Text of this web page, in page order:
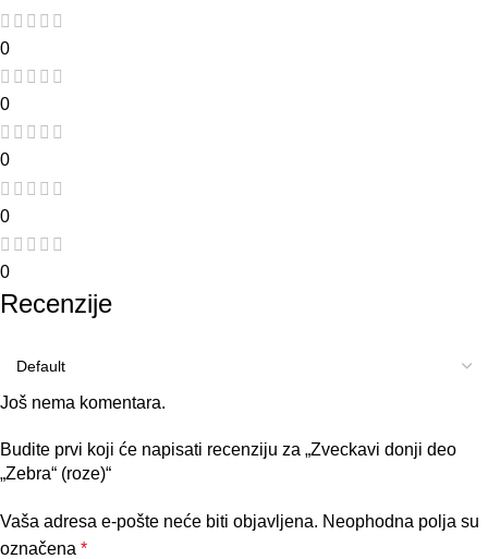
0
0
0
0
0
Recenzije
Još nema komentara.
Budite prvi koji će napisati recenziju za „Zveckavi donji deo
„Zebra“ (roze)“
Vaša adresa e-pošte neće biti objavljena. Neophodna polja su
označena *